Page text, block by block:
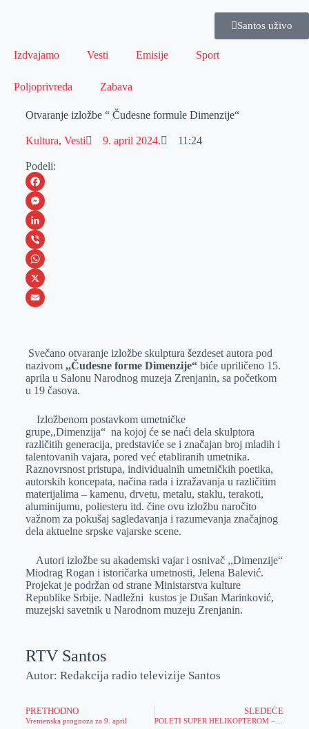
Santos uživo
Izdvajamo Vesti Emisije Sport
Poljoprivreda Zabava
Otvaranje izložbe “ Čudesne formule Dimenzije“
Kultura, Vesti 9. april 2024. 11:24
Podeli:
F
a
c
e
b
o
M
e
s
s
e
e
r
L
i
n
k
n
V
i
b
W
h
s
A
p
X
a
i
l
Svečano otvaranje izložbe skulptura šezdeset autora pod
nazivom ,,Čudesne forme Dimenzije“ biće upriličeno 15.
aprila u Salonu Narodnog muzeja Zrenjanin, sa početkom
u 19 časova.
Izložbenom postavkom umetničke
grupe,,Dimenzija“ na kojoj će se naći dela skulptora
različitih generacija, predstaviće se i značajan broj mladih i
talentovanih vajara, pored već etabliranih umetnika.
Raznovrsnost pristupa, individualnih umetničkih poetika,
autorskih koncepata, načina rada i izražavanja u različitim
materijalima – kamenu, drvetu, metalu, staklu, terakoti,
aluminijumu, poliesteru itd. čine ovu izložbu naročito
važnom za pokušaj sagledavanja i razumevanja značajnog
dela aktuelne srpske vajarske scene.
Autori izložbe su akademski vajar i osnivač ,,Dimenzije“
Miodrag Rogan i istoričarka umetnosti, Jelena Balević.
Projekat je podržan od strane Ministarstva kulture
Republike Srbije. Nadležni kustos je Dušan Marinković,
muzejski savetnik u Narodnom muzeju Zrenjanin.
RTV Santos
Autor: Redakcija radio televizije Santos
PRETHODNO
Vremenska prognoza za 9. april
SLEDEĆE